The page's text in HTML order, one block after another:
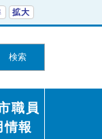
拡大
検索
職員
情報